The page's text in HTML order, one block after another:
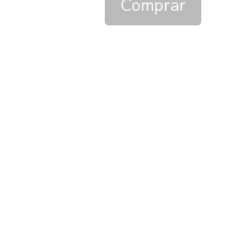
Comprar